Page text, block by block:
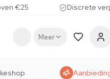
€25 Discrete
Meer